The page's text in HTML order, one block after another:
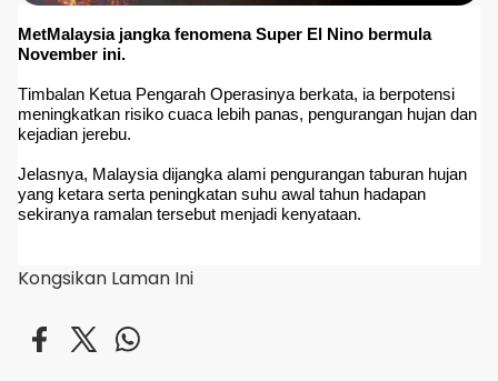
MetMalaysia jangka fenomena Super El Nino bermula
November ini.
Timbalan Ketua Pengarah Operasinya berkata, ia berpotensi
meningkatkan risiko cuaca lebih panas, pengurangan hujan dan
kejadian jerebu.
Jelasnya, Malaysia dijangka alami pengurangan taburan hujan
yang ketara serta peningkatan suhu awal tahun hadapan
sekiranya ramalan tersebut menjadi kenyataan.
Kongsikan Laman Ini